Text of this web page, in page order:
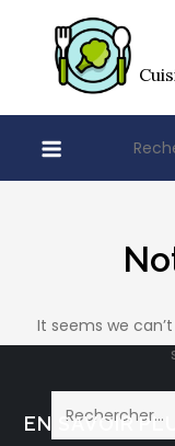
content
It seems we
Rechercher :
EN SAVOIR